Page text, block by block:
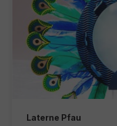
Laterne Pfau